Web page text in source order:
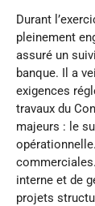
Durant
pleinement
assuré un
banque. Il a
exigences
travaux du
majeurs : le
interne et de
projets